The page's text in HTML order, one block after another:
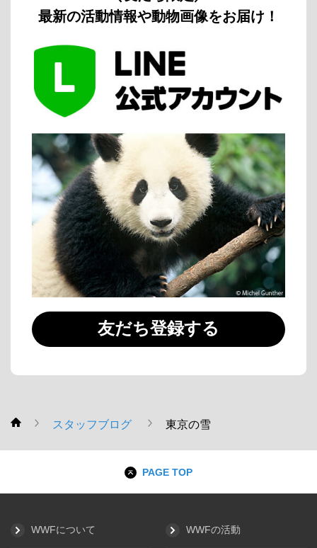
最新の活動情報や動物画像をお届け！
友だち登録する
WWF スタッフブログ 東京の雪
PAGE TOP
WWFについて WWFの活動